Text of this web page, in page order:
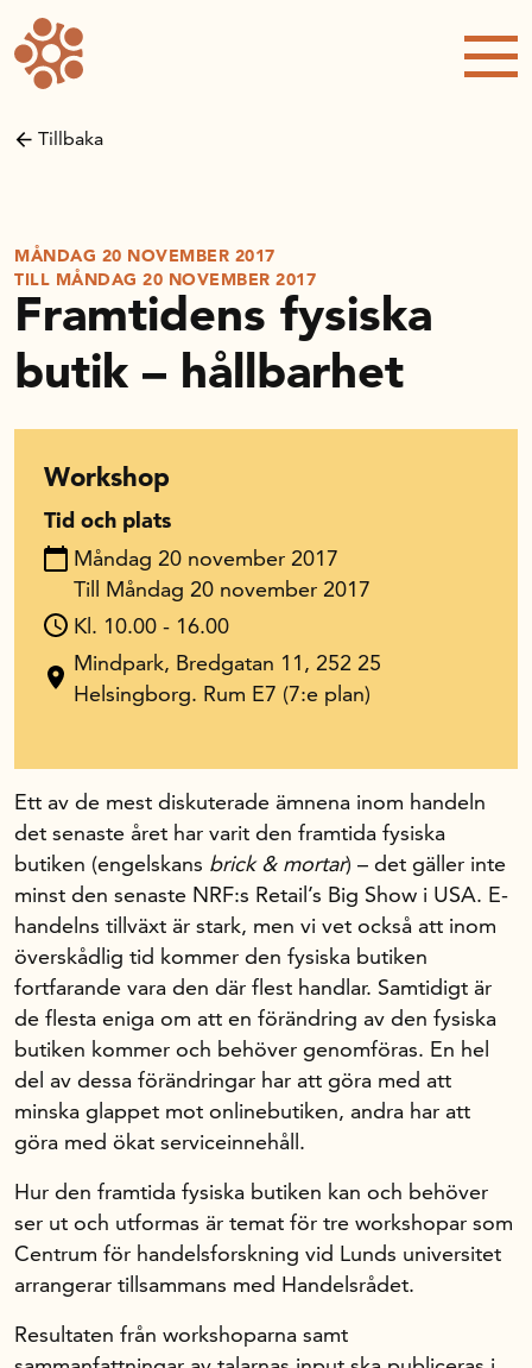
Forskning och utveckling
Kompetens och omställning
Kalender
Om oss
Handelsfakta.se
In English
Tillbaka
MÅNDAG 20 NOVEMBER 2017
TILL MÅNDAG 20 NOVEMBER 2017
Framtidens fysiska
butik – hållbarhet
Workshop
Tid och plats
Måndag 20 november 2017
Till Måndag 20 november 2017
Kl. 10.00 - 16.00
Mindpark, Bredgatan 11, 252 25
Helsingborg. Rum E7 (7:e plan)
Ett av de mest diskuterade ämnena inom handeln
det senaste året har varit den framtida fysiska
butiken (engelskans brick & mortar) – det gäller inte
minst den senaste NRF:s Retail’s Big Show i USA. E-
handelns tillväxt är stark, men vi vet också att inom
överskådlig tid kommer den fysiska butiken
fortfarande vara den där flest handlar. Samtidigt är
de flesta eniga om att en förändring av den fysiska
butiken kommer och behöver genomföras. En hel
del av dessa förändringar har att göra med att
minska glappet mot onlinebutiken, andra har att
göra med ökat serviceinnehåll.
Hur den framtida fysiska butiken kan och behöver
ser ut och utformas är temat för tre workshopar som
Centrum för handelsforskning vid Lunds universitet
arrangerar tillsammans med Handelsrådet.
Resultaten från workshoparna samt